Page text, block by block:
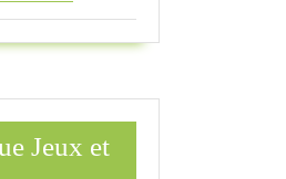
Jeux et